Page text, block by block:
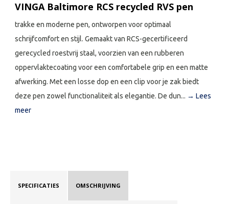
VINGA Baltimore RCS recycled RVS pen
trakke en moderne pen, ontworpen voor optimaal
schrijfcomfort en stijl. Gemaakt van RCS-gecertificeerd
gerecycled roestvrij staal, voorzien van een rubberen
oppervlaktecoating voor een comfortabele grip en een matte
afwerking. Met een losse dop en een clip voor je zak biedt
deze pen zowel functionaliteit als elegantie. De dun... → Lees
meer
SPECIFICATIES OMSCHRIJVING